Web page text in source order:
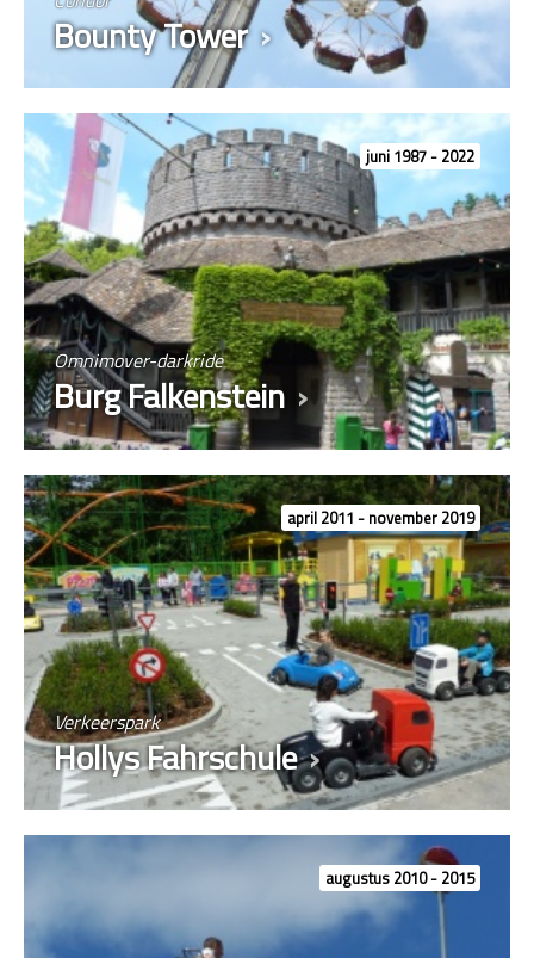
Bounty Tower
Omnimover-darkride
Burg Falkenstein
juni 1987 - 2022
Verkeerspark
Hollys Fahrschule
april 2011 - november 2019
augustus 2010 - 2015